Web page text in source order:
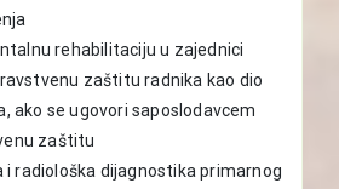
rehabilitaciju u zajednici
zaštitu radnika kao dio
ako se ugovori saposlodavcem
zaštitu
i radiološka dijagnostika primarnog